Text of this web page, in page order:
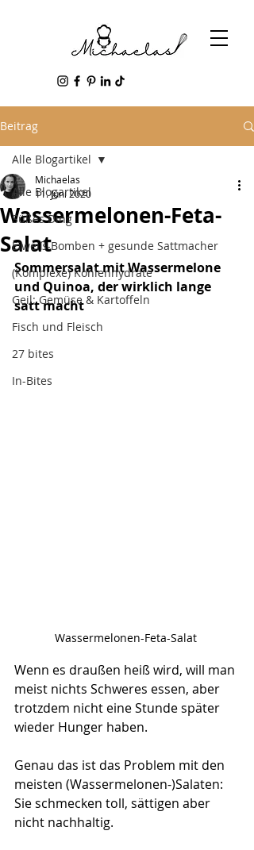
Beitrag
Alle Blogartikel
Süßes Ding
Eiweiß-Bomben + gesunde Sattmacher
(Komplexe) Kohlenhydrate
Geil: Gemüse & Kartoffeln
Fisch und Fleisch
27 bites
In-Bites
Alle Blogartikel
Wassermelonen-Feta-
Salat
Michaelas
11. Juni 2020
Sommersalat mit Wassermelone
und Quinoa, der wirklich lange
satt macht
Wassermelonen-Feta-Salat
Wenn es draußen heiß wird, will man
meist nichts Schweres essen, aber
trotzdem nicht eine Stunde später
wieder Hunger haben.
Genau das ist das Problem mit den
meisten (Wassermelonen-)Salaten:
Sie schmecken toll, sättigen aber
nicht nachhaltig.